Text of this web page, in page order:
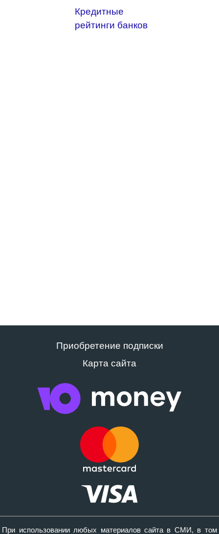
Кредитные
рейтинги банков
Приобретение подписки
Карта сайта
При использовании любых материалов сайта в СМИ, в том